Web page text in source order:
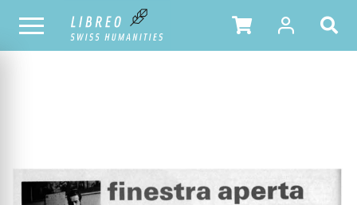
NOTRE CATALOGUE TABLE DES MATIÈRES